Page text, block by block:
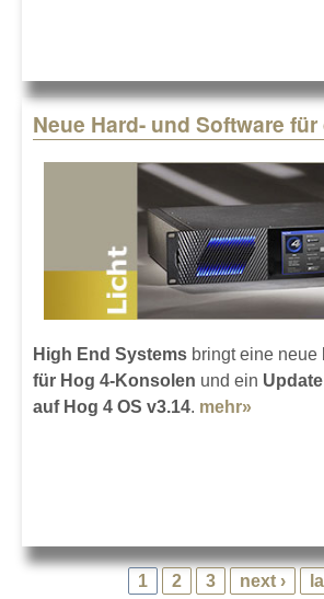
Neue Hard- und Software für
High End Systems bringt eine neue
für Hog 4-Konsolen und ein
auf Hog 4 OS v3.14. mehr»
1 2 3 next ›